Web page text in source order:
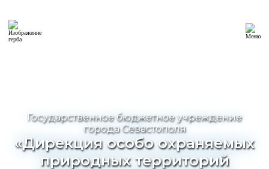
Государственное бюджетное учреждение
города Севастополя
«Дирекция особо охраняемых
природных территорий